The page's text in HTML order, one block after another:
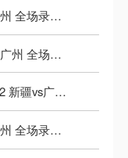
01月14日 CBA常规赛 浙江vs广州 全场录像回放
08月01日 CBA夏季联赛 江苏vs广州 全场录像回放
04月21日 CBA季后赛1/4决赛G2 新疆vs广州 全场录像回放
12月01日 CBA常规赛 江苏vs广州 全场录像回放